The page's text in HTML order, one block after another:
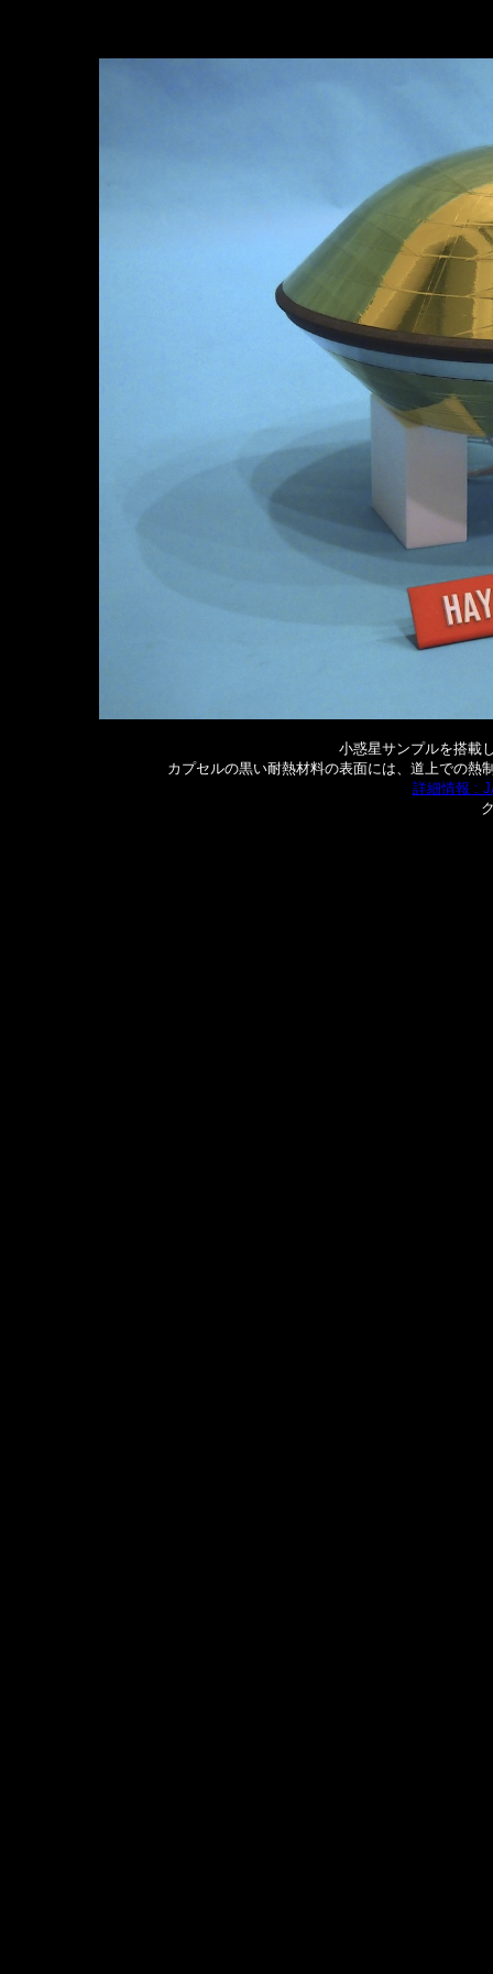
小惑星サンプルを搭載
カプセルの黒い耐熱材料の表面には、道上での熱
詳細情報 :